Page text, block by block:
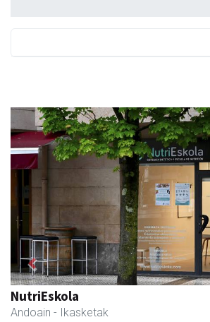
NutriEskola
Andoain - Ikasketak
Previous